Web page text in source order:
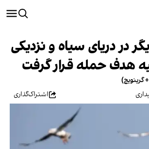
در دریای سیاه و نزدیکی
هدف حمله قرار گرفت
اشتراک‌گذاری